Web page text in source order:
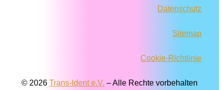
Datenschutz
Sitemap
Cookie-Richtlinie
© 2026 Trans-Ident e.V. – Alle Rechte vorbehalten